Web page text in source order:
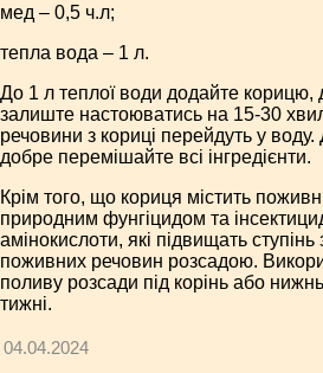
мед – 0,5 ч.л;
тепла вода – 1 л.
До 1 л теплої води додайте корицю,
залиште настоюватись на 15-30
речовини з кориці перейдуть у
добре перемішайте всі інгредієнти.
Крім того, що кориця містить
природним фунгіцидом та
амінокислоти, які підвищать
поживних речовин розсадою.
поливу розсади під корінь або
тижні.
04.04.2024